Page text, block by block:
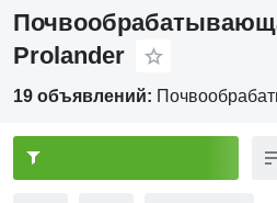
Prolander
19 объявлений: